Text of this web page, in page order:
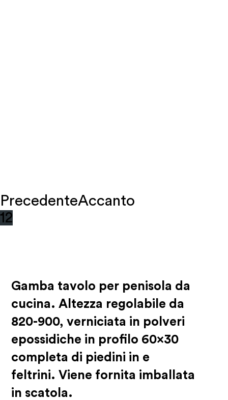
PrecedenteAccanto
1 2
Gamba tavolo per penisola da
cucina. Altezza regolabile da
820-900, verniciata in polveri
epossidiche in profilo 60×30
completa di piedini in e
feltrini. Viene fornita imballata
in scatola.